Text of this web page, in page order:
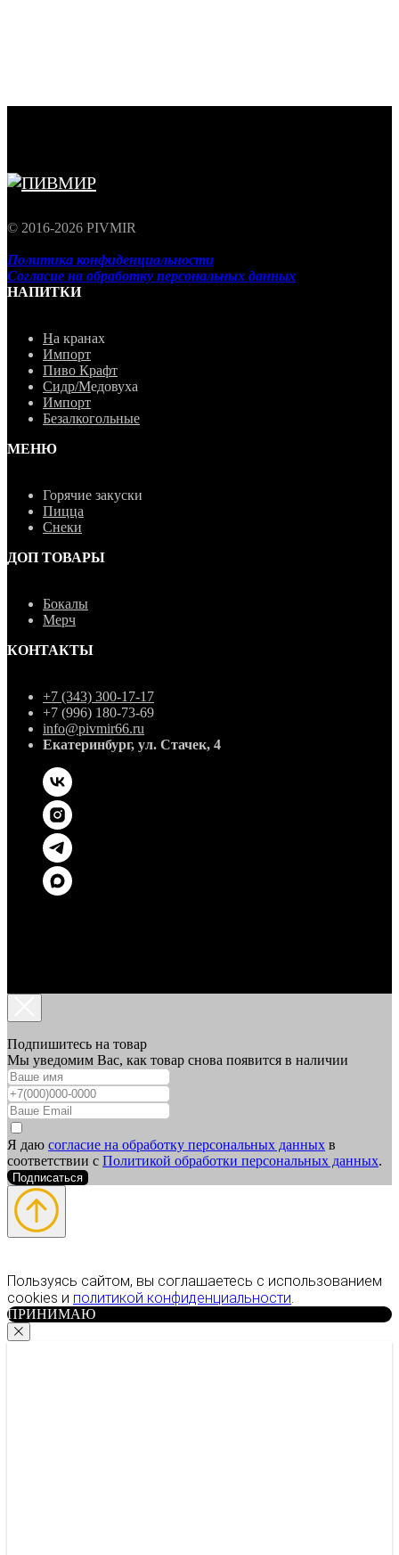
© 2016-2026 PIVMIR
Политика конфиденциальности
Согласие на обработку персональных данных
НАПИТКИ
На кранах
Импорт
Пиво Крафт
Сидр/Медовуха
Импорт
Безалкогольные
МЕНЮ
Горячие закуски
Пицца
Снеки
ДОП ТОВАРЫ
Бокалы
Мерч
КОНТАКТЫ
+7 (343) 300-17-17
+7 (996) 180-73-69
info@pivmir66.ru
Екатеринбург, ул. Стачек, 4
Подпишитесь на товар
Мы уведомим Вас, как товар снова появится в наличии
Я даю согласие на обработку персональных данных в
соответствии с Политикой обработки персональных данных.
Подписаться
Пользуясь сайтом, вы соглашаетесь с использованием
cookies и политикой конфиденциальности.
ПРИНИМАЮ